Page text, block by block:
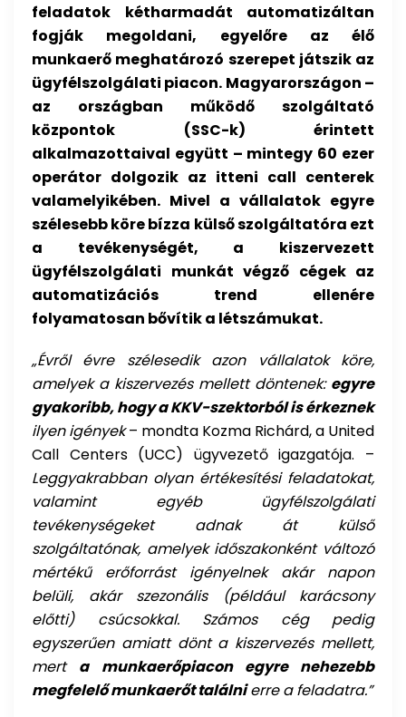
feladatok kétharmadát automatizáltan
fogják megoldani, egyelőre az élő
munkaerő meghatározó szerepet játszik az
ügyfélszolgálati piacon. Magyarországon –
az országban működő szolgáltató
központok (SSC-k) érintett
alkalmazottaival együtt – mintegy 60 ezer
operátor dolgozik az itteni call centerek
valamelyikében. Mivel a vállalatok egyre
szélesebb köre bízza külső szolgáltatóra ezt
a tevékenységét, a kiszervezett
ügyfélszolgálati munkát végző cégek az
automatizációs trend ellenére
folyamatosan bővítik a létszámukat.
„Évről évre szélesedik azon vállalatok köre,
amelyek a kiszervezés mellett döntenek: egyre
gyakoribb, hogy a KKV-szektorból is érkeznek
ilyen igények– mondta Kozma Richárd, a United
Call Centers (UCC) ügyvezető igazgatója. –
Leggyakrabban olyan értékesítési feladatokat,
valamint egyéb ügyfélszolgálati
tevékenységeket adnak át külső
szolgáltatónak, amelyek időszakonként változó
mértékű erőforrást igényelnek akár napon
belüli, akár szezonális (például karácsony
előtti) csúcsokkal. Számos cég pedig
egyszerűen amiatt dönt a kiszervezés mellett,
mert a munkaerőpiacon egyre nehezebb
megfelelő munkaerőt találnierre a feladatra.”